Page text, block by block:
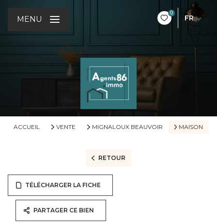
0
FR
MENU
ACCUEIL VENTE MIGNALOUX BEAUVOIR MAISON
RETOUR
TÉLÉCHARGER LA FICHE
PARTAGER CE BIEN